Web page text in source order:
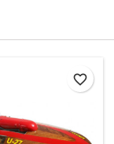
favorite_border